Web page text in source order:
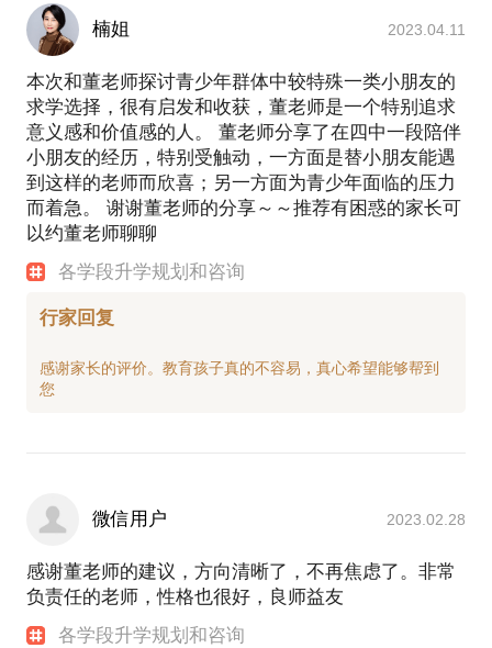
楠姐 2023.04.11
本次和董老师探讨青少年群体中较特殊一类小朋友的
求学选择，很有启发和收获，董老师是一个特别追求
意义感和价值感的人。 董老师分享了在四中一段陪伴
小朋友的经历，特别受触动，一方面是替小朋友能遇
到这样的老师而欣喜；另一方面为青少年面临的压力
而着急。 谢谢董老师的分享～～推荐有困惑的家长可
以约董老师聊聊
各学段升学规划和咨询
行家回复
感谢家长的评价。教育孩子真的不容易，真心希望能够帮到
微信用户 2023.02.28
感谢董老师的建议，方向清晰了，不再焦虑了。非常
负责任的老师，性格也很好，良师益友
各学段升学规划和咨询